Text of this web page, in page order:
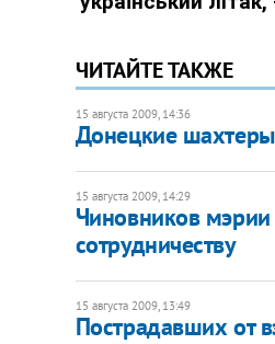
ЧИТАЙТЕ ТАКЖЕ
15 августа 2009, 14:36
Донецкие
15 августа 2009, 14:29
Чиновников мэрии
сотрудничеству
15 августа 2009, 13:49
Пострадавших от